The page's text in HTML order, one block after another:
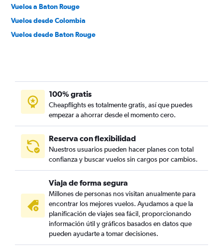
Vuelos a Baton Rouge
Vuelos desde Colombia
Vuelos desde Baton Rouge
100% gratis
Cheapflights es totalmente gratis, así que puedes
empezar a ahorrar desde el momento cero.
Reserva con flexibilidad
Nuestros usuarios pueden hacer planes con total
confianza y buscar vuelos sin cargos por cambios.
Viaja de forma segura
Millones de personas nos visitan anualmente para
encontrar los mejores vuelos. Ayudamos a que la
planificación de viajes sea fácil, proporcionando
información útil y gráficos basados en datos que
pueden ayudarte a tomar decisiones.